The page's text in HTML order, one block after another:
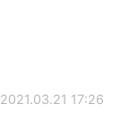
2021.03.21 17:26